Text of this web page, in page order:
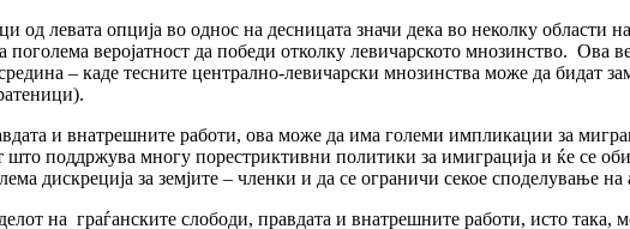
од левата опција во однос на десницата значи дека во неколку области
поголема веројатност да победи отколку левичарското мнозинство. Ова
– каде тесните централно-левичарски мнозинства може да бидат
и внатрешните работи, ова може да има големи импликации за
поддржува многу порестриктивни политики за имиграција и ќе се
дискреција за земјите – членки и да се ограничи секое споделување
на граѓанските слободи, правдата и внатрешните работи, исто